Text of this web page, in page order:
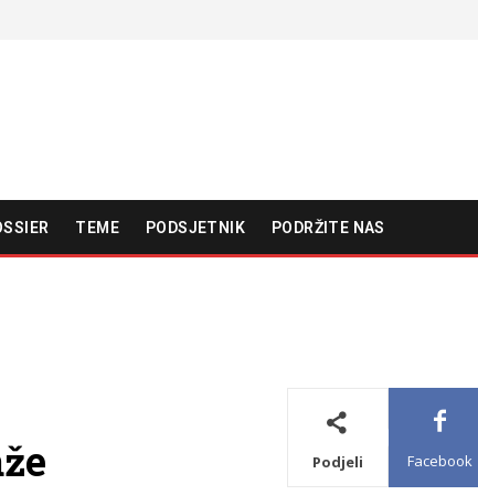
TEME PODSJETNIK PODRŽITE NAS
Podjeli Facebook